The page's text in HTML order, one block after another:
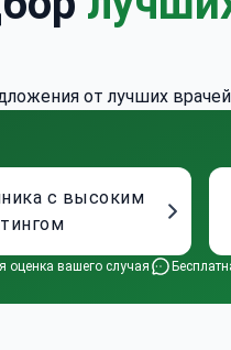
от лучших
с высоким
оценка вашего случая